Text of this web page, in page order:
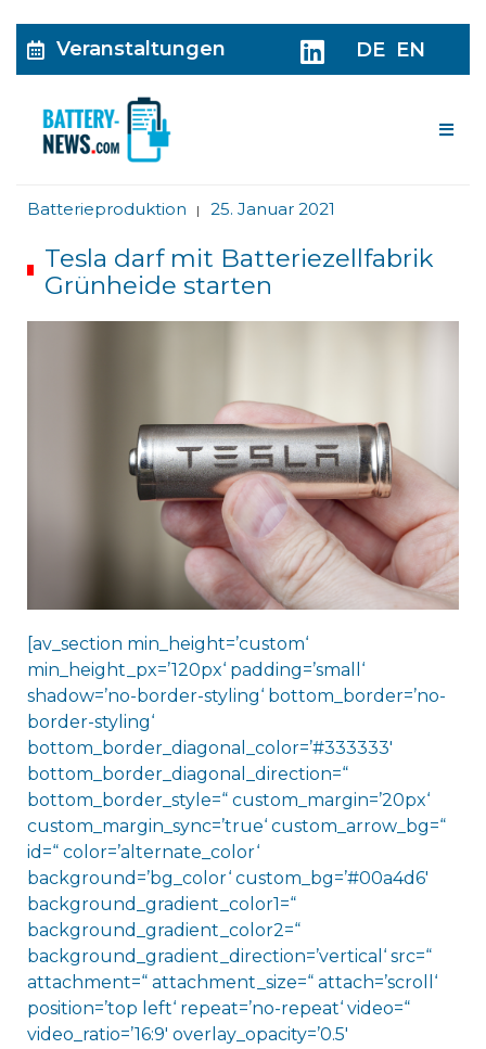
Veranstaltungen DE EN
Batterieproduktion | 25. Januar 2021
Tesla darf mit Batteriezellfabrik
Grünheide starten
[av_section min_height=’custom‘
min_height_px=’120px‘ padding=’small‘
shadow=’no-border-styling‘ bottom_border=’no-
border-styling‘
bottom_border_diagonal_color=’#333333′
bottom_border_diagonal_direction=“
bottom_border_style=“ custom_margin=’20px‘
custom_margin_sync=’true‘ custom_arrow_bg=“
id=“ color=’alternate_color‘
background=’bg_color‘ custom_bg=’#00a4d6′
background_gradient_color1=“
background_gradient_color2=“
background_gradient_direction=’vertical‘ src=“
attachment=“ attachment_size=“ attach=’scroll‘
position=’top left‘ repeat=’no-repeat‘ video=“
video_ratio=’16:9′ overlay_opacity=’0.5′